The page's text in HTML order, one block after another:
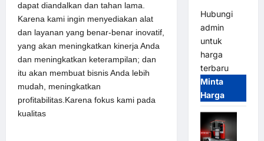
dapat diandalkan dan tahan lama.
Karena kami ingin menyediakan alat
dan layanan yang benar-benar inovatif,
yang akan meningkatkan kinerja Anda
dan meningkatkan keterampilan; dan
itu akan membuat bisnis Anda lebih
mudah, meningkatkan
profitabilitas.Karena fokus kami pada
kualitas
Hubungi
admin
untuk
harga
terbaru
Minta
Harga